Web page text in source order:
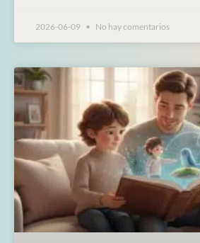
2026-06-09 No hay comentarios